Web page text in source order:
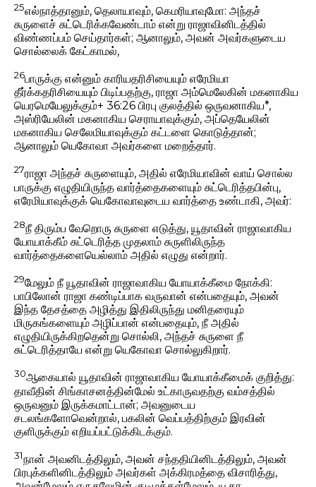
25எல்நாத்தானும், தெலாயாவும், கெமரியாவுமோ: அந்தச்
சுருளைச் சுட்டெரிக்கவேண்டாம் என்று ராஜாவினிடத்தில்
விண்ணப்பம் செய்தார்கள்; ஆனாலும், அவன் அவர்களுடைய
சொல்லைக் கேட்காமல்,
26பாருக்கு என்னும் காரியதரிசியையும் எரேமியா
தீர்க்கதரிசியையும் பிடிப்பதற்கு, ராஜா அம்மெலேகின் மகனாகிய
யெரமெயேலுக்கும்+ 36:26 பிரபு குலத்தில் ஒருவனாகிய*,
அஸ்ரியேலின் மகனாகிய செராயாவுக்கும், அப்தெயேலின்
மகனாகிய செலேமியாவுக்கும் கட்டளை கொடுத்தான்;
ஆனாலும் யெகோவா அவர்களை மறைத்தார்.
27ராஜா அந்தச் சுருளையும், அதில் எரேமியாவின் வாய் சொல்ல
பாருக்கு எழுதியிருந்த வார்த்தைகளையும் சுட்டெரித்தபின்பு,
எரேமியாவுக்குக் யெகோவாவுடைய வார்த்தை உண்டாகி, அவர்:
28நீ திரும்ப வேறொரு சுருளை எடுத்து, யூதாவின் ராஜாவாகிய
யோயாக்கீம் சுட்டெரித்த முதலாம் சுருளிலிருந்த
வார்த்தைகளையெல்லாம் அதில் எழுது என்றார்.
29மேலும் நீ யூதாவின் ராஜாவாகிய யோயாக்கீமை நோக்கி:
பாபிலோன் ராஜா கண்டிப்பாக வருவான் என்பதையும், அவன்
இந்த தேசத்தை அழித்து இதிலிருந்து மனிதரையும்
மிருகங்களையும் அழிப்பான் என்பதையும், நீ அதில்
எழுதியிருக்கிறதென்று சொல்லி, அந்தச் சுருளை நீ
சுட்டெரித்தாயே என்று யெகோவா சொல்லுகிறார்.
30ஆகையால் யூதாவின் ராஜாவாகிய யோயாக்கீமைக் குறித்து:
தாவீதின் சிங்காசனத்தின்மேல் உட்காருவதற்கு வம்சத்தில்
ஒருவனும் இருக்கமாட்டான்; அவனுடைய
சடலங்களோவென்றால், பகலின் வெப்பத்திற்கும் இரவின்
குளிருக்கும் எறியப்பட்டுக்கிடக்கும்.
31நான் அவனிடத்திலும், அவன் சந்ததியினிடத்திலும், அவன்
பிரபுக்களினிடத்திலும் அவர்கள் அக்கிரமத்தை விசாரித்து,